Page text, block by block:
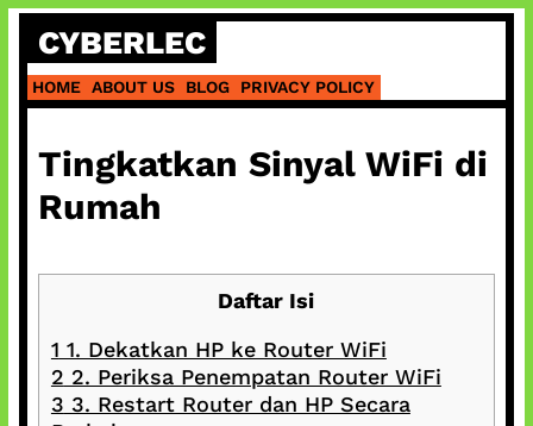
Skip
content
CYBERLEC
HOME ABOUT US BLOG PRIVACY POLICY
Tingkatkan Sinyal WiFi di
Rumah
Daftar Isi
1 1. Dekatkan HP ke Router WiFi
2 2. Periksa Penempatan Router WiFi
3 3. Restart Router dan HP Secara